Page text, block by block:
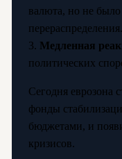
валюта, но не
перераспределения.
3. Медленная
политических
Сегодня еврозона
фонды
бюджетами, и
кризисов.